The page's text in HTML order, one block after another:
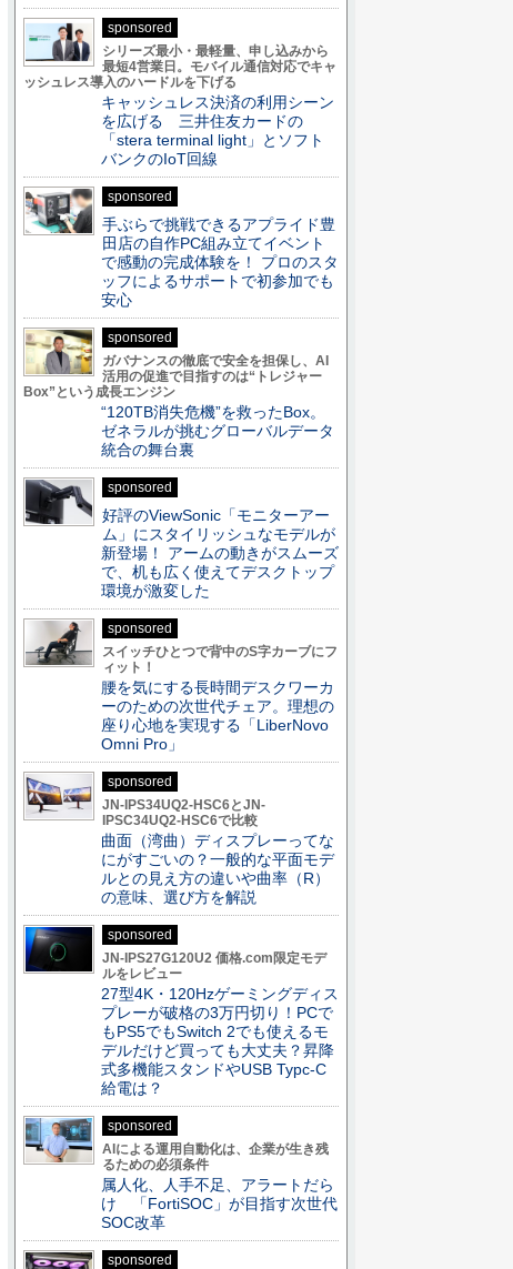
sponsored
シリーズ最小・最軽量、申し込みから
最短4営業日。モバイル通信対応でキャ
ッシュレス導入のハードルを下げる
キャッシュレス決済の利用シーン
を広げる 三井住友カードの
「stera terminal light」とソフト
バンクのIoT回線
sponsored
手ぶらで挑戦できるアプライド豊
田店の自作PC組み立てイベント
で感動の完成体験を！ プロのスタ
ッフによるサポートで初参加でも
安心
sponsored
ガバナンスの徹底で安全を担保し、AI
活用の促進で目指すのは“トレジャー
Box”という成長エンジン
“120TB消失危機”を救ったBox。
ゼネラルが挑むグローバルデータ
統合の舞台裏
sponsored
好評のViewSonic「モニターアー
ム」にスタイリッシュなモデルが
新登場！ アームの動きがスムーズ
で、机も広く使えてデスクトップ
環境が激変した
sponsored
スイッチひとつで背中のS字カーブにフ
ィット！
腰を気にする長時間デスクワーカ
ーのための次世代チェア。理想の
座り心地を実現する「LiberNovo
Omni Pro」
sponsored
JN-IPS34UQ2-HSC6とJN-
IPSC34UQ2-HSC6で比較
曲面（湾曲）ディスプレーってな
にがすごいの？一般的な平面モデ
ルとの見え方の違いや曲率（R）
の意味、選び方を解説
sponsored
JN-IPS27G120U2 価格.com限定モデ
ルをレビュー
27型4K・120Hzゲーミングディス
プレーが破格の3万円切り！PCで
もPS5でもSwitch 2でも使えるモ
デルだけど買っても大丈夫？昇降
式多機能スタンドやUSB Typc-C
給電は？
sponsored
AIによる運用自動化は、企業が生き残
るための必須条件
属人化、人手不足、アラートだら
け 「FortiSOC」が目指す次世代
SOC改革
sponsored